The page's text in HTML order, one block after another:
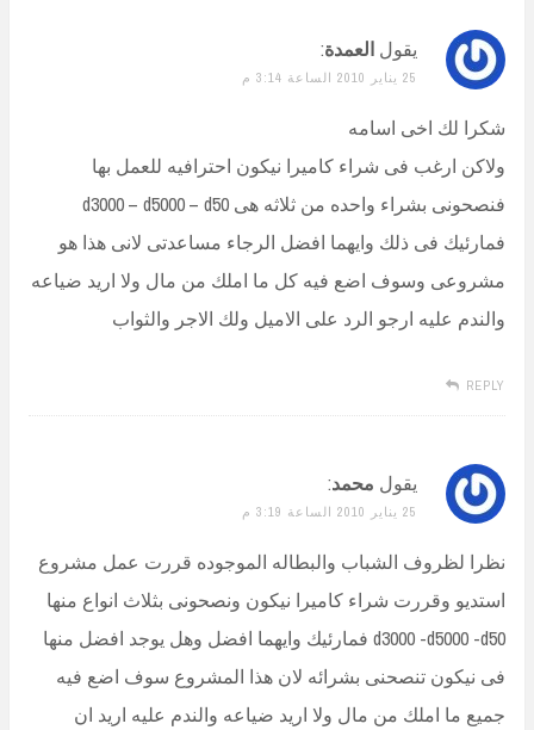
يقول العمدة:
25 يناير 2010 الساعة 3:14 م
شكرا لك اخى اسامه
ولاكن ارغب فى شراء كاميرا نيكون احترافيه للعمل بها
فنصحونى بشراء واحده من ثلاثه هى d3000 – d5000 – d50
فمارئيك فى ذلك وايهما افضل الرجاء مساعدتى لانى هذا هو
مشروعى وسوف اضع فيه كل ما املك من مال ولا اريد ضياعه
والندم عليه ارجو الرد على الاميل ولك الاجر والثواب
REPLY
يقول محمد:
25 يناير 2010 الساعة 3:19 م
نظرا لظروف الشباب والبطاله الموجوده قررت عمل مشروع
استديو وقررت شراء كاميرا نيكون ونصحونى بثلاث انواع منها
d3000 -d5000 -d50 فمارئيك وايهما افضل وهل يوجد افضل منها
فى نيكون تنصحنى بشرائه لان هذا المشروع سوف اضع فيه
جميع ما املك من مال ولا اريد ضياعه والندم عليه اريد ان